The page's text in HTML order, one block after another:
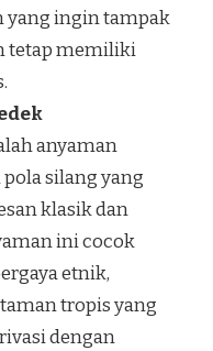
yang ingin tampak
tetap memiliki
anyaman
silang yang
klasik dan
ini cocok
etnik,
tropis yang
dengan